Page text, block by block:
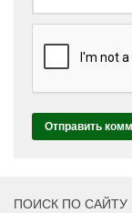
ПОИСК ПО САЙТУ